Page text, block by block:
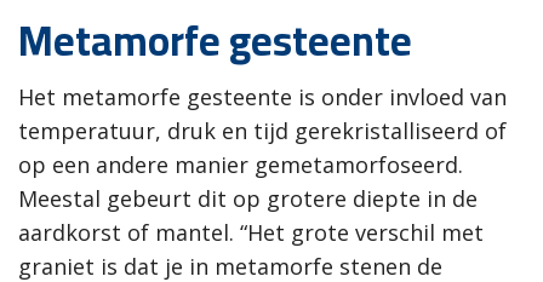
Metamorfe gesteente
Het metamorfe gesteente is onder invloed van
temperatuur, druk en tijd gerekristalliseerd of
op een andere manier gemetamorfoseerd.
Meestal gebeurt dit op grotere diepte in de
aardkorst of mantel. “Het grote verschil met
graniet is dat je in metamorfe stenen de